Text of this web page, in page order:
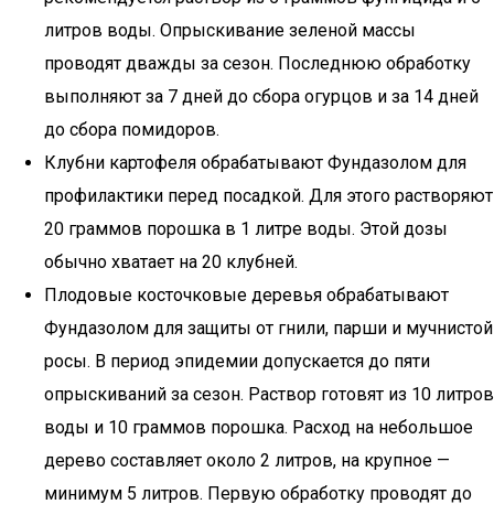
литров воды. Опрыскивание зеленой массы
проводят дважды за сезон. Последнюю обработку
выполняют за 7 дней до сбора огурцов и за 14 дней
до сбора помидоров.
Клубни картофеля обрабатывают Фундазолом для
профилактики перед посадкой. Для этого растворяют
20 граммов порошка в 1 литре воды. Этой дозы
обычно хватает на 20 клубней.
Плодовые косточковые деревья обрабатывают
Фундазолом для защиты от гнили, парши и мучнистой
росы. В период эпидемии допускается до пяти
опрыскиваний за сезон. Раствор готовят из 10 литров
воды и 10 граммов порошка. Расход на небольшое
дерево составляет около 2 литров, на крупное —
минимум 5 литров. Первую обработку проводят до